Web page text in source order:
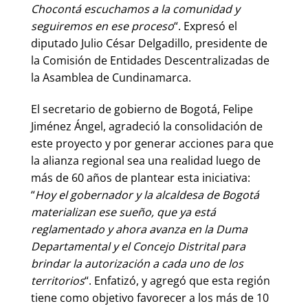
Chocontá escuchamos a la comunidad y
seguiremos en ese proceso“. Expresó el
diputado Julio César Delgadillo, presidente de
la Comisión de Entidades Descentralizadas de
la Asamblea de Cundinamarca.
El secretario de gobierno de Bogotá, Felipe
Jiménez Ángel, agradeció la consolidación de
este proyecto y por generar acciones para que
la alianza regional sea una realidad luego de
más de 60 años de plantear esta iniciativa:
“Hoy el gobernador y la alcaldesa de Bogotá
materializan ese sueño, que ya está
reglamentado y ahora avanza en la Duma
Departamental y el Concejo Distrital para
brindar la autorización a cada uno de los
territorios“. Enfatizó, y agregó que esta región
tiene como objetivo favorecer a los más de 10